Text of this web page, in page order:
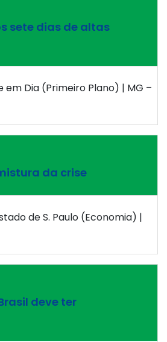
sete dias de altas
em Dia (Primeiro Plano) | MG –
da crise
de S. Paulo (Economia) |
deve ter